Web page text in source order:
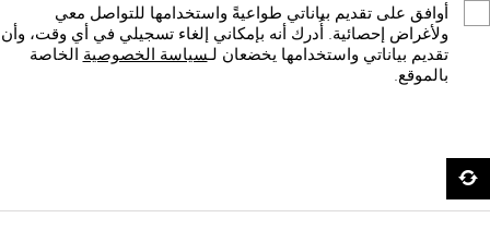
أوافق على تقديم بياناتي طواعيةً واستخدامها للتواصل معي
ولأغراض إحصائية. أُدرك أنه بإمكاني إلغاء تسجيلي في أي وقت، وأن
تقديم بياناتي واستخدامها يخضعان لـسياسة الخصوصية الخاصة
بالموقع.